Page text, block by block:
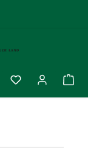
Vous avez 0